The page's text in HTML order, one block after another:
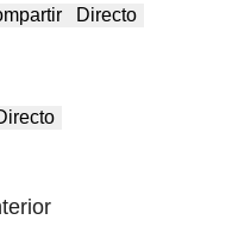
Directo